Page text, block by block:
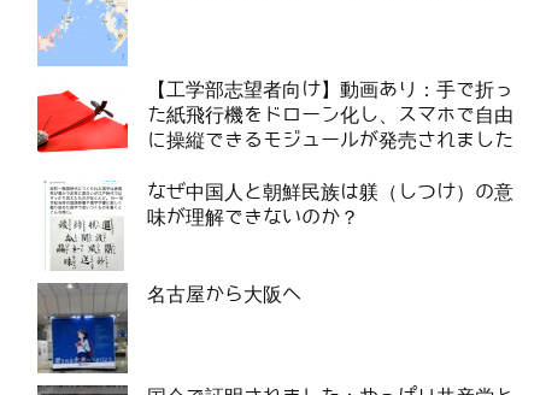
【工学部志望者向け】動画あり：手で折っ
た紙飛行機をドローン化し、スマホで自由
に操縦できるモジュールが発売されました
なぜ中国人と朝鮮民族は躾（しつけ）の意
味が理解できないのか？
名古屋から大阪へ